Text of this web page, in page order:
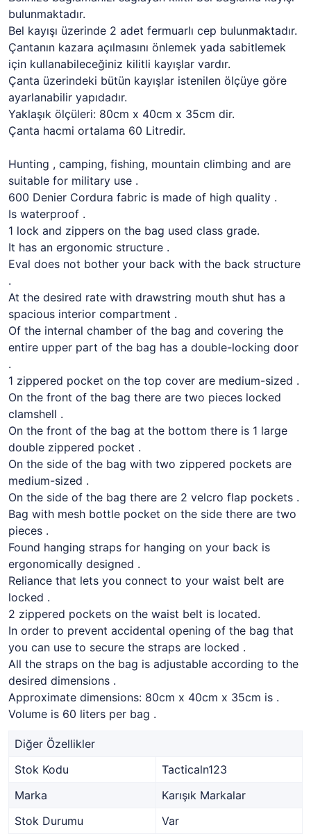
bulunmaktadır.
Bel kayışı üzerinde 2 adet fermuarlı cep bulunmaktadır.
Çantanın kazara açılmasını önlemek yada sabitlemek
için kullanabileceğiniz kilitli kayışlar vardır.
Çanta üzerindeki bütün kayışlar istenilen ölçüye göre
ayarlanabilir yapıdadır.
Yaklaşık ölçüleri: 80cm x 40cm x 35cm dir.
Çanta hacmi ortalama 60 Litredir.
Hunting , camping, fishing, mountain climbing and are
suitable for military use .
600 Denier Cordura fabric is made of high quality .
Is waterproof .
1 lock and zippers on the bag used class grade.
It has an ergonomic structure .
Eval does not bother your back with the back structure
.
At the desired rate with drawstring mouth shut has a
spacious interior compartment .
Of the internal chamber of the bag and covering the
entire upper part of the bag has a double-locking door
.
1 zippered pocket on the top cover are medium-sized .
On the front of the bag there are two pieces locked
clamshell .
On the front of the bag at the bottom there is 1 large
double zippered pocket .
On the side of the bag with two zippered pockets are
medium-sized .
On the side of the bag there are 2 velcro flap pockets .
Bag with mesh bottle pocket on the side there are two
pieces .
Found hanging straps for hanging on your back is
ergonomically designed .
Reliance that lets you connect to your waist belt are
locked .
2 zippered pockets on the waist belt is located.
In order to prevent accidental opening of the bag that
you can use to secure the straps are locked .
All the straps on the bag is adjustable according to the
desired dimensions .
Approximate dimensions: 80cm x 40cm x 35cm is .
Volume is 60 liters per bag .
Diğer Özellikler
Stok Kodu
Tacticaln123
Marka
Karışık Markalar
Stok Durumu
Var